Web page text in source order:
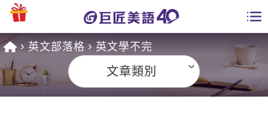
課程總覽
學員專區
英文部落格 英文學不完
文章類別